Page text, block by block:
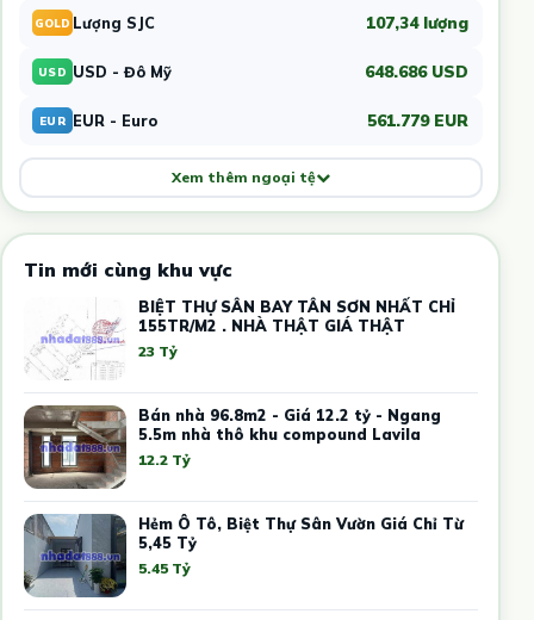
GOLD Lượng SJC 107,34 lượng
USD USD - Đô Mỹ 648.686 USD
EUR EUR - Euro 561.779 EUR
Xem thêm ngoại tệ
Tin mới cùng khu vực
BIỆT THỰ SÂN BAY TÂN SƠN NHẤT CHỈ
155TR/M2 . NHÀ THẬT GIÁ THẬT
23 Tỷ
Bán nhà 96.8m2 - Giá 12.2 tỷ - Ngang
5.5m nhà thô khu compound Lavila
12.2 Tỷ
Hẻm Ô Tô, Biệt Thự Sân Vườn Giá Chỉ Từ
5,45 Tỷ
5.45 Tỷ